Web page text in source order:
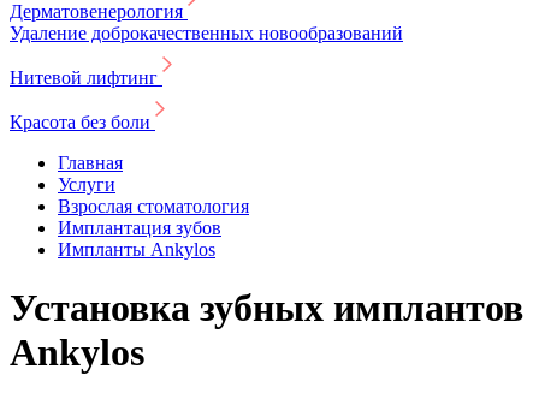
Дерматовенерология
Удаление доброкачественных новообразований
Нитевой лифтинг
Красота без боли
Главная
Услуги
Взрослая стоматология
Имплантация зубов
Импланты Ankylos
Установка зубных имплантов
Ankylos